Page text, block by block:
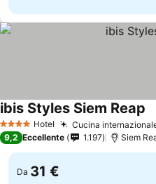
4 Stelle Hotel Cucina
ibis Styles Siem Reap
9,2 Eccellente 1.197 Siem
Da 31 €